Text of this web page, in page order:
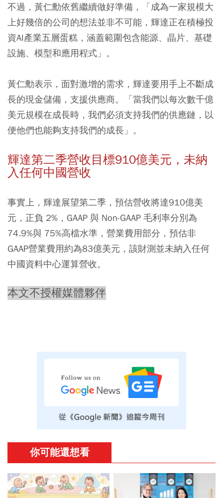
不過，黃仁勳依舊繼續做好準備，「成為一家規模大
上好幾倍的公司的想法並非不可能，輝達正在積極投
資AI產業五層蛋糕，涵蓋範圍包含能源、晶片、基礎
設施、模型和應用程式」。
黃仁勳表示，面對激增的需求，輝達要用手上不斷成
長的現金儲備，支援供應商。「當我們以每次數千億
美元規模在成長時，我們必須支持我們的供應鏈，以
便他們也能夠支持我們的成長」。
輝達第二季營收目標910億美元，未納
入任何中國營收
事實上，輝達展望第二季，預估營收將達910億美
元，正負 2%，GAAP 與 Non-GAAP 毛利率分別為
74.9%與 75%高檔水準，營業費用部分，預估非
GAAP營業費用約為83億美元，該財測並未納入任何
中國資料中心運算營收。
本文不授權媒體夥伴